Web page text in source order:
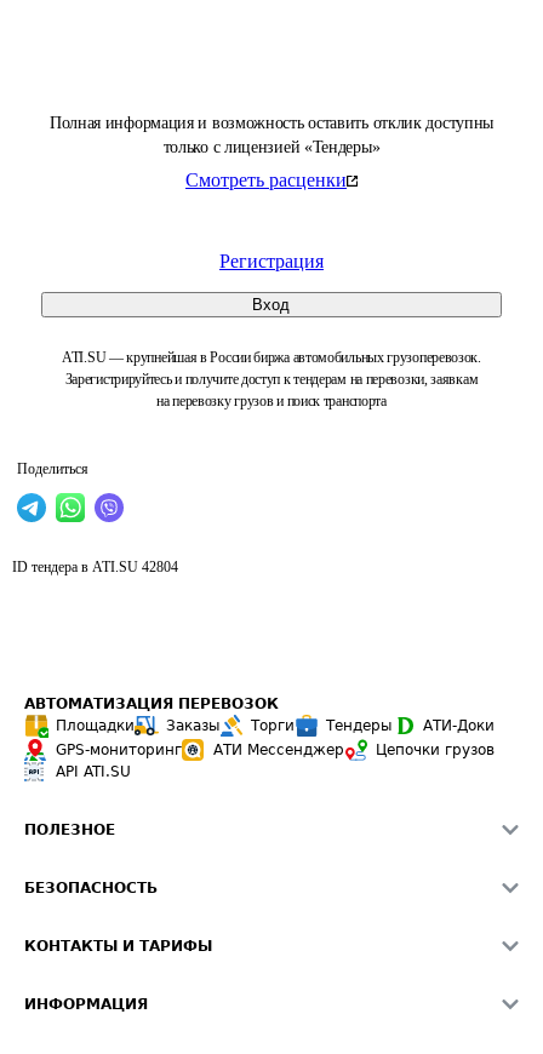
Полная информация и возможность оставить отклик доступны
только с лицензией «Тендеры»
Смотреть расценки
Регистрация
Вход
ATI.SU — крупнейшая в России биржа автомобильных грузоперевозок.
Зарегистрируйтесь и получите доступ к тендерам на перевозки, заявкам
на перевозку грузов и поиск транспорта
Поделиться
ID тендера в ATI.SU 42804
АВТОМАТИЗАЦИЯ ПЕРЕВОЗОК
Площадки
Заказы Торги Тендеры
АТИ-Доки
GPS-мониторинг
АТИ Мессенджер
Цепочки грузов
API ATI.SU
ПОЛЕЗНОЕ
Звезды ATI.SU на вашем сайте
Средние ставки
БЕЗОПАСНОСТЬ
Светофор+
КОНТАКТЫ И ТАРИФЫ
ИНФОРМАЦИЯ